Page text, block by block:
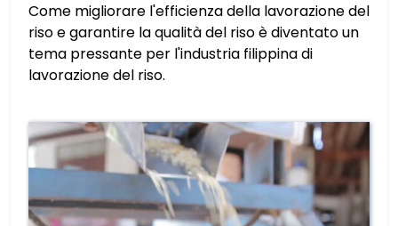
Come migliorare l'efficienza della lavorazione del
riso e garantire la qualità del riso è diventato un
tema pressante per l'industria filippina di
lavorazione del riso.